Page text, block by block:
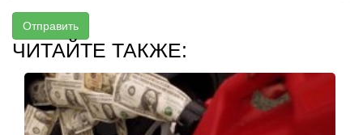
Отправить
ЧИТАЙТЕ ТАКЖЕ: